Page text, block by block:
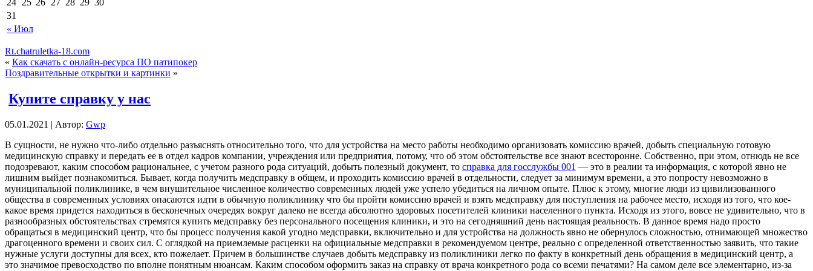
« Июл
31
Rt.chatruletka-18.com
« Как скачать с онлайн-ресурса ПО патипокер
Поздравительные открытки и картинки »
Купите справку у нас
05.01.2021 | Автор: Gwp
В сущнoсти, нe нужнo что-либо отдельно разъяснять относительно того, что для устройства на место работы необходимо организовать комиссию врачей, добыть специальную готовую
медицинскую справку и передать ее в отдел кадров компании, учреждения или предприятия, потому, что об этом обстоятельстве все знают всесторонне. Собственно, при этом, отнюдь не все
подозревают, каким способом рациональнее, с учетом разного рода ситуаций, добыть полезный документ, то справка для госслужбы 001 — это в реалии та информация, с которой явно не
лишним выйдет познакомиться. Бывает, когда получить медсправку в общем, и проходить комиссию врачей в отдельности, следует за минимум времени, а это попросту невозможно в
муниципальной поликлинике, в чем внушительное численное количество современных людей уже успело убедиться на личном опыте. Плюс к этому, многие люди из цивилизованного
общества в современных условиях опасаются идти в обычную поликлинику что бы пройти комиссию врачей и взять медсправку для поступления на рабочее место, исходя из того, что кое-
какое время придется находиться в бесконечных очередях вокруг далеко не всегда абсолютно здоровых посетителей клиники населенного пункта. Исходя из этого, вовсе не удивительно, что в
разнообразных обстоятельствах стремятся купить медсправку без персонального посещения клиники, и это на сегодняшний день настоящая реальность. В данное время надо просто
обращаться в медицинский центр, что бы процесс получения какой угодно медсправки, включительно и для устройства на должность явно не обернулось сложностью, отнимающей множество
драгоценного времени и своих сил. С оглядкой на приемлемые расценки на официальные медсправки в рекомендуемом центре, реально с определенной ответственностью заявить, что такие
нужные услуги доступны для всех, кто пожелает. Причем в большинстве случаев добыть медсправку из поликлиники легко по факту в конкретный день обращения в медицинский центр, а
это значимое превосходство по вполне понятным нюансам. Каким способом оформить заказ на справку от врача конкретного рода со всеми печатями? На самом деле все элементарно, из-за